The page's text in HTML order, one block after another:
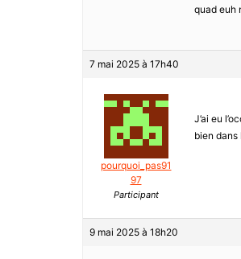
quad euh
7 mai 2025 à 17h40
pourquoi_pas91
97
Participant
J’ai eu
bien dans
9 mai 2025 à 18h20